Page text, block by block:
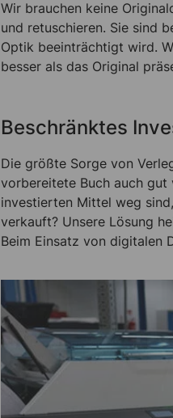
Wir brauchen keine
und retuschieren. Sie sind
Optik beeinträchtigt wird.
besser als das Original
Beschränktes
Die größte Sorge von
vorbereitete Buch auch gut
investierten Mittel weg
verkauft? Unsere Lösung
Beim Einsatz von digitalen